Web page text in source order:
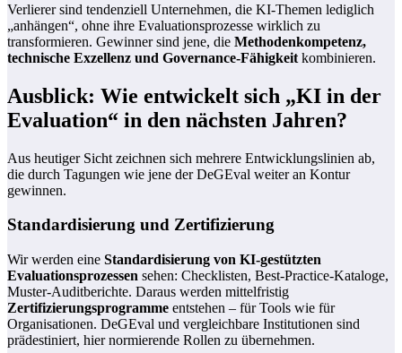
Verlierer sind tendenziell Unternehmen, die KI-Themen lediglich
„anhängen“, ohne ihre Evaluationsprozesse wirklich zu
transformieren. Gewinner sind jene, die Methodenkompetenz,
technische Exzellenz und Governance-Fähigkeit kombinieren.
Ausblick: Wie entwickelt sich „KI in der
Evaluation“ in den nächsten Jahren?
Aus heutiger Sicht zeichnen sich mehrere Entwicklungslinien ab,
die durch Tagungen wie jene der DeGEval weiter an Kontur
gewinnen.
Standardisierung und Zertifizierung
Wir werden eine Standardisierung von KI-gestützten
Evaluationsprozessen sehen: Checklisten, Best-Practice-Kataloge,
Muster-Auditberichte. Daraus werden mittelfristig
Zertifizierungsprogramme entstehen – für Tools wie für
Organisationen. DeGEval und vergleichbare Institutionen sind
prädestiniert, hier normierende Rollen zu übernehmen.